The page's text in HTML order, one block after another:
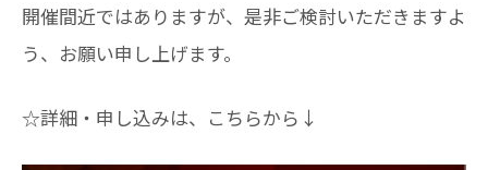
開催間近ではありますが、是非ご検討いただきますよ
う、お願い申し上げます。
☆詳細・申し込みは、こちらから↓